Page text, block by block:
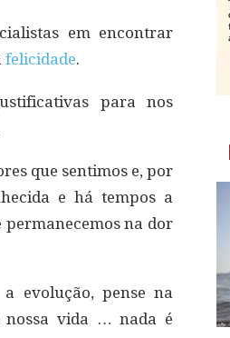
em encontrar
felicidade.
para nos
que sentimos e, por
e há tempos a
permanecemos na dor
evolução, pense na
nossa vida … nada é